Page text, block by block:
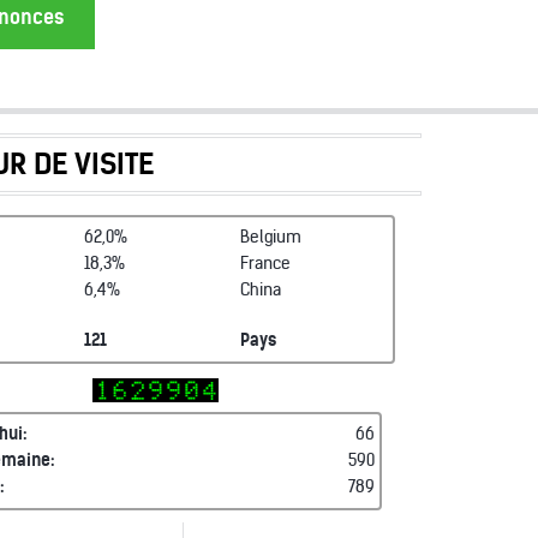
DE VISITE
62,0%
Belgium
18,3%
France
6,4%
China
121 Pays
66
590
789